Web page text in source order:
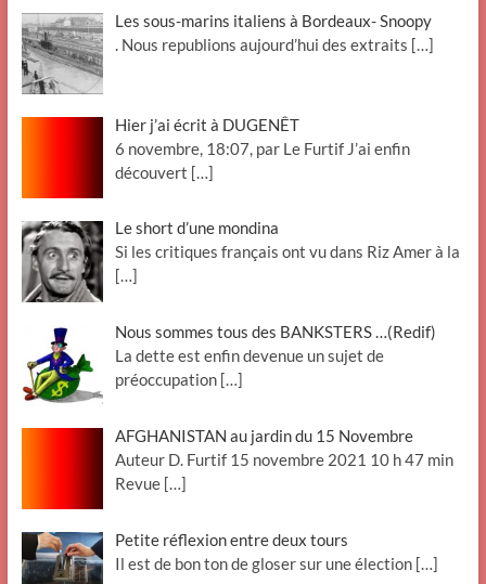
Les sous-marins italiens à Bordeaux- Snoopy
. Nous republions aujourd’hui des extraits […]
Hier j’ai écrit à DUGENÊT
6 novembre, 18:07, par Le Furtif J’ai enfin
découvert […]
Le short d’une mondina
Si les critiques français ont vu dans Riz Amer à la
[…]
Nous sommes tous des BANKSTERS …(Redif)
La dette est enfin devenue un sujet de
préoccupation […]
AFGHANISTAN au jardin du 15 Novembre
Auteur D. Furtif 15 novembre 2021 10 h 47 min
Revue […]
Petite réflexion entre deux tours
Il est de bon ton de gloser sur une élection […]